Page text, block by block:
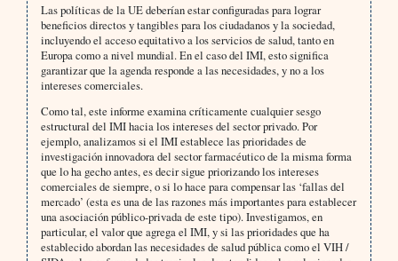
Las políticas de la UE deberían estar configuradas para lograr
beneficios directos y tangibles para los ciudadanos y la sociedad,
incluyendo el acceso equitativo a los servicios de salud, tanto en
Europa como a nivel mundial. En el caso del IMI, esto significa
garantizar que la agenda responde a las necesidades, y no a los
intereses comerciales.
Como tal, este informe examina críticamente cualquier sesgo
estructural del IMI hacia los intereses del sector privado. Por
ejemplo, analizamos si el IMI establece las prioridades de
investigación innovadora del sector farmacéutico de la misma forma
que lo ha gecho antes, es decir sigue priorizando los intereses
comerciales de siempre, o si lo hace para compensar las ‘fallas del
mercado’ (esta es una de las razones más importantes para establecer
una asociación público-privada de este tipo). Investigamos, en
particular, el valor que agrega el IMI, y si las prioridades que ha
establecido abordan las necesidades de salud pública como el VIH /